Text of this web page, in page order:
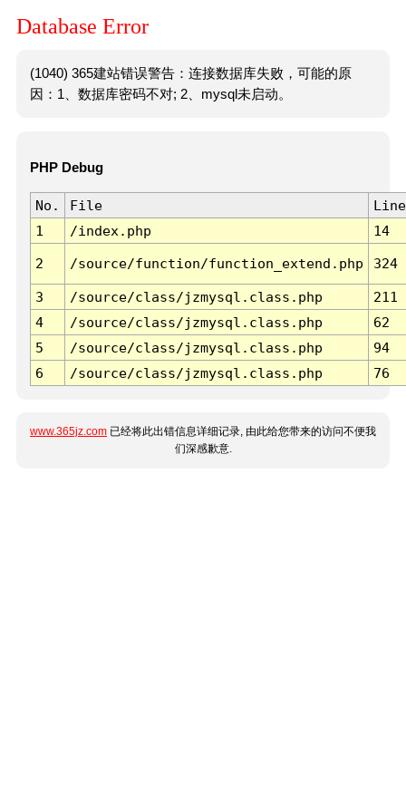
Database Error
(1040) 365建站错误警告：连接数据库失败，可能的原
因：1、数据库密码不对; 2、mysql未启动。
PHP Debug
No. File
Line
1
/index.php 14
2 /source/function/function_extend.php 324
3 /source/class/jzmysql.class.php
211
4
/source/class/jzmysql.class.php
62
5
/source/class/jzmysql.class.php
94
6
/source/class/jzmysql.class.php 76
www.365jz.com 已经将此出错信息详细记录, 由此给您带来的访问不便我
们深感歉意.